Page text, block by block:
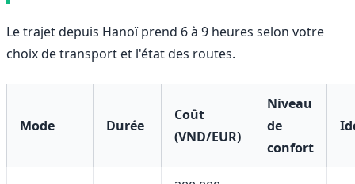
Le trajet depuis Hanoï prend 6 à 9 heures selon votre
choix de transport et l'état des routes.
Mode Durée
Coût
(VND/EUR)
Niveau
de
confort